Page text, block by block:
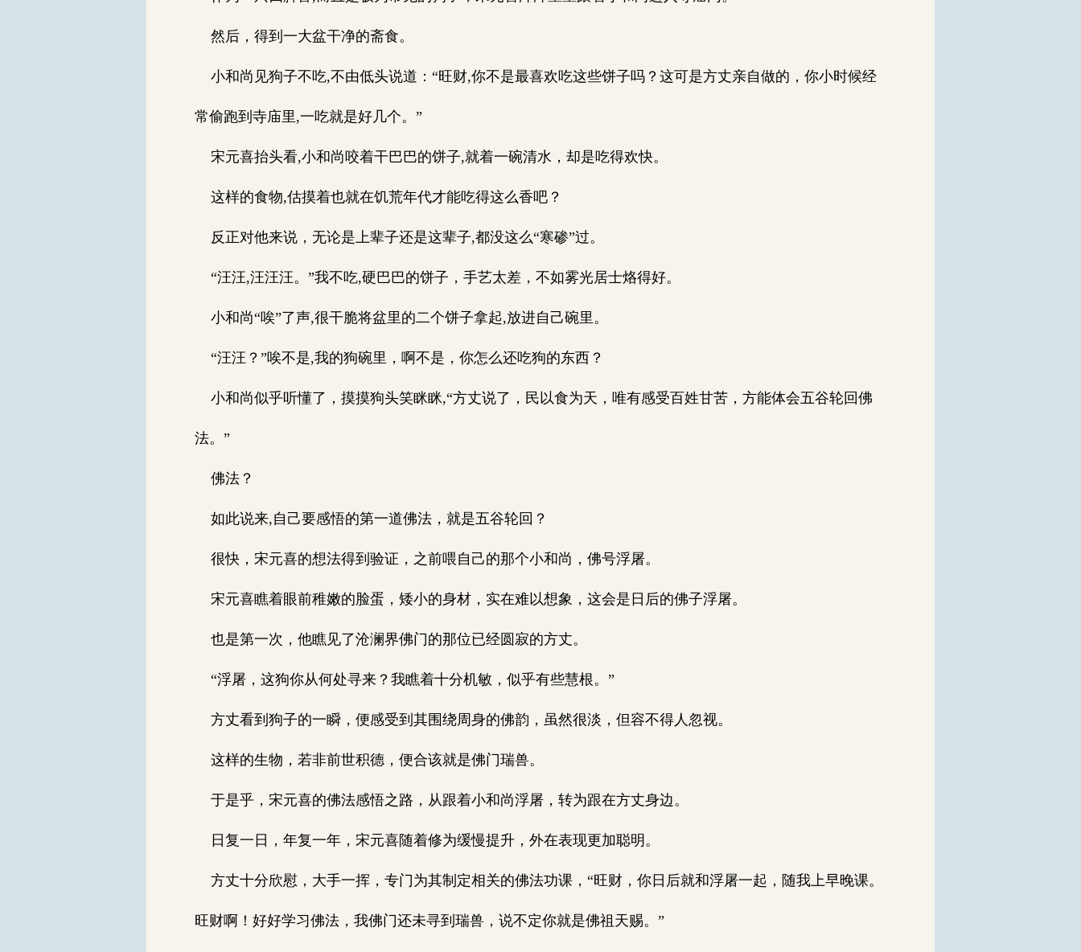
然后，得到一大盆干净的斋食。
小和尚见狗子不吃,不由低头说道：“旺财,你不是最喜欢吃这些饼子吗？这可是方丈亲自做的，你小时候经
常偷跑到寺庙里,一吃就是好几个。”
宋元喜抬头看,小和尚咬着干巴巴的饼子,就着一碗清水，却是吃得欢快。
这样的食物,估摸着也就在饥荒年代才能吃得这么香吧？
反正对他来说，无论是上辈子还是这辈子,都没这么“寒碜”过。
“汪汪,汪汪汪。”我不吃,硬巴巴的饼子，手艺太差，不如雾光居士烙得好。
小和尚“唉”了声,很干脆将盆里的二个饼子拿起,放进自己碗里。
“汪汪？”唉不是,我的狗碗里，啊不是，你怎么还吃狗的东西？
小和尚似乎听懂了，摸摸狗头笑眯眯,“方丈说了，民以食为天，唯有感受百姓甘苦，方能体会五谷轮回佛
法。”
佛法？
如此说来,自己要感悟的第一道佛法，就是五谷轮回？
很快，宋元喜的想法得到验证，之前喂自己的那个小和尚，佛号浮屠。
宋元喜瞧着眼前稚嫩的脸蛋，矮小的身材，实在难以想象，这会是日后的佛子浮屠。
也是第一次，他瞧见了沧澜界佛门的那位已经圆寂的方丈。
“浮屠，这狗你从何处寻来？我瞧着十分机敏，似乎有些慧根。”
方丈看到狗子的一瞬，便感受到其围绕周身的佛韵，虽然很淡，但容不得人忽视。
这样的生物，若非前世积德，便合该就是佛门瑞兽。
于是乎，宋元喜的佛法感悟之路，从跟着小和尚浮屠，转为跟在方丈身边。
日复一日，年复一年，宋元喜随着修为缓慢提升，外在表现更加聪明。
方丈十分欣慰，大手一挥，专门为其制定相关的佛法功课，“旺财，你日后就和浮屠一起，随我上早晚课。
旺财啊！好好学习佛法，我佛门还未寻到瑞兽，说不定你就是佛祖天赐。”